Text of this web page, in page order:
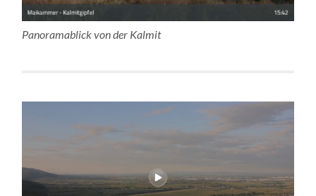
Panoramablick von der Kalmit